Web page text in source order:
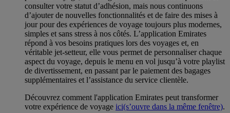
consulter votre statut d’adhésion, mais nous continuons
d’ajouter de nouvelles fonctionnalités et de faire des mises à
jour pour des expériences de voyage toujours plus modernes,
simples et sans stress à nos côtés. L’application Emirates
répond à vos besoins pratiques lors des voyages et, en
véritable jet-setteur, elle vous permet de personnaliser chaque
aspect du voyage, depuis le menu en vol jusqu’à votre playlist
de divertissement, en passant par le paiement des bagages
supplémentaires et l’assistance du service clientèle.
Découvrez comment l'application Emirates peut transformer
votre expérience de voyage ici(s’ouvre dans la même fenêtre).